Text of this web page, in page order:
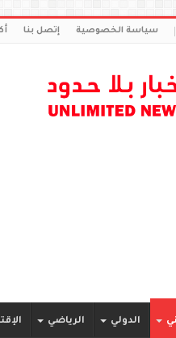
سياسة الخصوصية إتصل بنا
الدولي الرياضي